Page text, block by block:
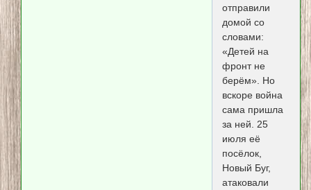
отправили
домой со
словами:
«Детей на
фронт не
берём». Но
вскоре война
сама пришла
за ней. 25
июля её
посёлок,
Новый Буг,
атаковали